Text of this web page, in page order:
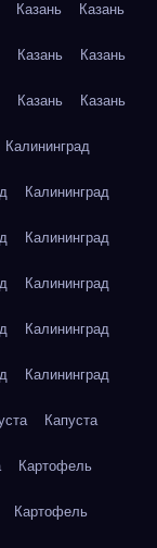
Казань Казань
Казань Казань
Казань Казань
Калининград
Калининград
Калининград
Калининград
Калининград
Калининград
Капуста
Картофель
Картофель